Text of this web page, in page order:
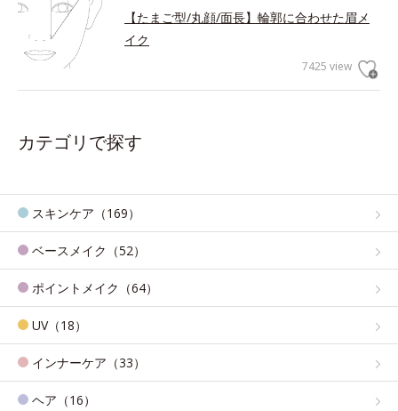
【たまご型/丸顔/面長】輪郭に合わせた眉メ
イク
7425 view
カテゴリで探す
スキンケア（169）
ベースメイク（52）
ポイントメイク（64）
UV（18）
インナーケア（33）
ヘア（16）